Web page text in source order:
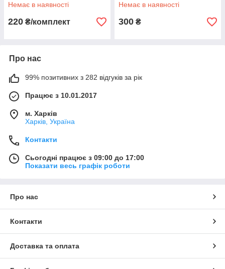
Немає в наявності
220 ₴/комплект
Немає в наявності
300 ₴
Про нас
99% позитивних з 282 відгуків за рік
Працює з 10.01.2017
м. Харків
Харків, Україна
Контакти
Сьогодні працює з 09:00 до 17:00
Показати весь графік роботи
Про нас
Контакти
Доставка та оплата